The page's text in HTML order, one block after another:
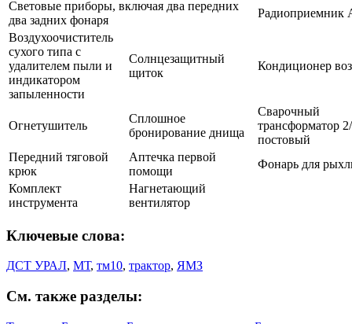
Световые приборы, включая два передних
два задних фонаря
Радиоприемник
Воздухоочиститель
сухого типа с
удалителем пыли и
индикатором
запыленности
Солнцезащитный
щиток
Кондиционер
Огнетушитель
Сплошное
бронирование днища
Сварочный
трансформатор
постовый
Передний тяговой
крюк
Аптечка первой
помощи
Фонарь для
Комплект
инструмента
Нагнетающий
вентилятор
Ключевые слова:
ДСТ УРАЛ, МТ, тм10, трактор, ЯМЗ
См. также разделы: